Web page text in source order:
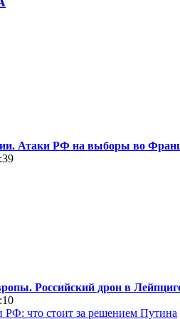
Атаки РФ на выборы во
Российский дрон в
РФ: что стоит за решением Путина